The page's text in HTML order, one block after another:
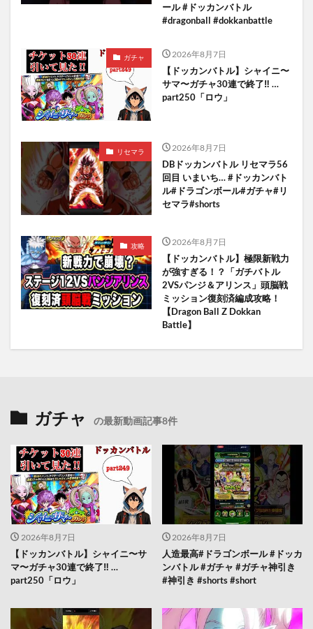
ール #ドッカンバトル
#dragonball #dokkanbattle
ガチャ 2026年8月7日
【ドッカンバトル】シャイニ〜
サマ〜ガチャ30連で終了‼︎ …
part250「ロウ」
リセマラ 2026年8月7日
DBドッカンバトル リセマラ56
回目 いまいち… #ドッカンバト
ル#ドラゴンボール#ガチャ#リ
セマラ#shorts
攻略 2026年8月7日
【ドッカンバトル】極限新戦力
が強すぎる！？「ガチバトル
2VSパンジ＆アリンス」頭脳戦
ミッション復刻済編成攻略！
【Dragon Ball Z Dokkan
Battle】
ガチャ の最新動画記事8件
2026年8月7日
【ドッカンバトル】シャイニ〜サ
マ〜ガチャ30連で終了‼︎ …
part250「ロウ」
2026年8月7日
人造最高#ドラゴンボール #ドッカ
ンバトル #ガチャ #ガチャ神引き
#神引き #shorts #short